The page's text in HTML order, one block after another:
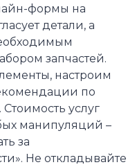
формы на
детали, а
запчастей.
настроим
по
услуг
манипуляций –
за
Не откладывайте